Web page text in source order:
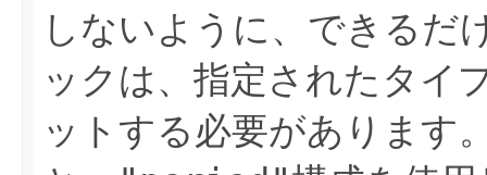
しないように、できるだ
ックは、指定されたタイ
ットする必要があります